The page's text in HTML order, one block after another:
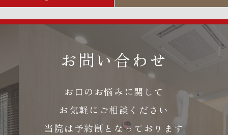
お問い合わせ
お口のお悩みに関して
お気軽にご相談ください
当院は予約制となっております